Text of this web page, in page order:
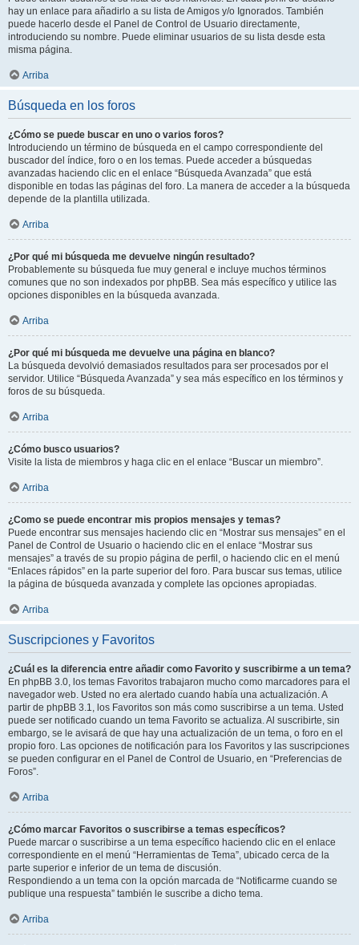
hay un enlace para añadirlo a su lista de Amigos y/o Ignorados. También
puede hacerlo desde el Panel de Control de Usuario directamente,
introduciendo su nombre. Puede eliminar usuarios de su lista desde esta
misma página.
Arriba
Búsqueda en los foros
¿Cómo se puede buscar en uno o varios foros?
Introduciendo un término de búsqueda en el campo correspondiente del
buscador del índice, foro o en los temas. Puede acceder a búsquedas
avanzadas haciendo clic en el enlace “Búsqueda Avanzada” que está
disponible en todas las páginas del foro. La manera de acceder a la búsqueda
depende de la plantilla utilizada.
Arriba
¿Por qué mi búsqueda me devuelve ningún resultado?
Probablemente su búsqueda fue muy general e incluye muchos términos
comunes que no son indexados por phpBB. Sea más específico y utilice las
opciones disponibles en la búsqueda avanzada.
Arriba
¿Por qué mi búsqueda me devuelve una página en blanco?
La búsqueda devolvió demasiados resultados para ser procesados por el
servidor. Utilice “Búsqueda Avanzada” y sea más específico en los términos y
foros de su búsqueda.
Arriba
¿Cómo busco usuarios?
Visite la lista de miembros y haga clic en el enlace “Buscar un miembro”.
Arriba
¿Como se puede encontrar mis propios mensajes y temas?
Puede encontrar sus mensajes haciendo clic en “Mostrar sus mensajes” en el
Panel de Control de Usuario o haciendo clic en el enlace “Mostrar sus
mensajes” a través de su propio página de perfil, o haciendo clic en el menú
“Enlaces rápidos” en la parte superior del foro. Para buscar sus temas, utilice
la página de búsqueda avanzada y complete las opciones apropiadas.
Arriba
Suscripciones y Favoritos
¿Cuál es la diferencia entre añadir como Favorito y suscribirme a un tema?
En phpBB 3.0, los temas Favoritos trabajaron mucho como marcadores para el
navegador web. Usted no era alertado cuando había una actualización. A
partir de phpBB 3.1, los Favoritos son más como suscribirse a un tema. Usted
puede ser notificado cuando un tema Favorito se actualiza. Al suscribirte, sin
embargo, se le avisará de que hay una actualización de un tema, o foro en el
propio foro. Las opciones de notificación para los Favoritos y las suscripciones
se pueden configurar en el Panel de Control de Usuario, en “Preferencias de
Foros”.
Arriba
¿Cómo marcar Favoritos o suscribirse a temas específicos?
Puede marcar o suscribirse a un tema específico haciendo clic en el enlace
correspondiente en el menú “Herramientas de Tema”, ubicado cerca de la
parte superior e inferior de un tema de discusión.
Respondiendo a un tema con la opción marcada de “Notificarme cuando se
publique una respuesta” también le suscribe a dicho tema.
Arriba